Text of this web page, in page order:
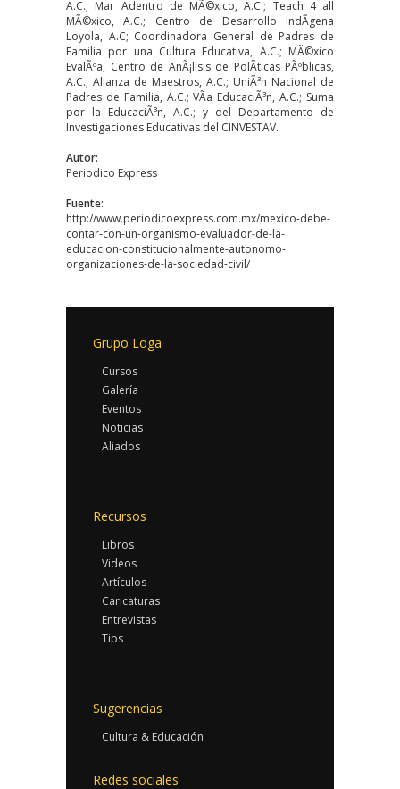
A.C.; Mar Adentro de MÃ©xico, A.C.; Teach 4 all
MÃ©xico, A.C.; Centro de Desarrollo IndÃ­gena
Loyola, A.C; Coordinadora General de Padres de
Familia por una Cultura Educativa, A.C.; MÃ©xico
EvalÃºa, Centro de AnÃ¡lisis de PolÃ­ticas PÃºblicas,
A.C.; Alianza de Maestros, A.C.; UniÃ³n Nacional de
Padres de Familia, A.C.; VÃ­a EducaciÃ³n, A.C.; Suma
por la EducaciÃ³n, A.C.; y del Departamento de
Investigaciones Educativas del CINVESTAV.
Autor:
Periodico Express
Fuente:
http://www.periodicoexpress.com.mx/mexico-debe-
contar-con-un-organismo-evaluador-de-la-
educacion-constitucionalmente-autonomo-
organizaciones-de-la-sociedad-civil/
Grupo Loga
Cursos
Galería
Eventos
Noticias
Aliados
Recursos
Libros
Videos
Artículos
Caricaturas
Entrevistas
Tips
Sugerencias
Cultura & Educación
Redes sociales